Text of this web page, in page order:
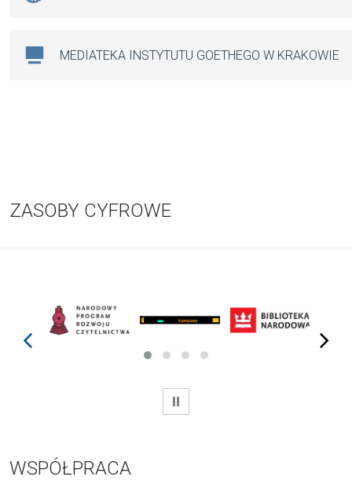
MEDIATEKA INSTYTUTU GOETHEGO W KRAKOWIE
ZASOBY CYFROWE
prev next
WSTRZYMAJ
WSPÓŁPRACA